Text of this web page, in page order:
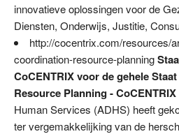
innovatieve oplossingen voor de
Diensten, Onderwijs, Justitie,
http://cocentrix.com/resources/
coordination-resource-planning
CoCENTRIX voor de gehele
Resource Planning - CoCENTRIX
Human Services (ADHS) heeft
ter vergemakkelijking van de